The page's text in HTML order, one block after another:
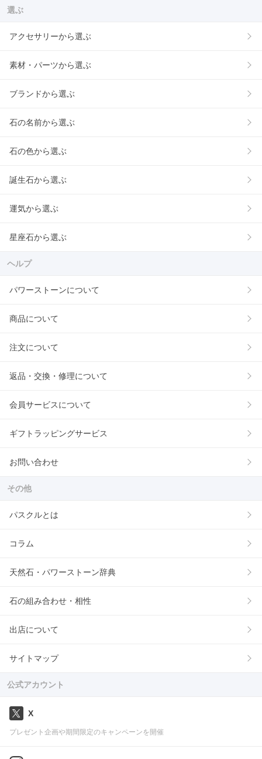
選ぶ
アクセサリーから選ぶ
素材・パーツから選ぶ
ブランドから選ぶ
石の名前から選ぶ
石の色から選ぶ
誕生石から選ぶ
運気から選ぶ
星座石から選ぶ
ヘルプ
パワーストーンについて
商品について
注文について
返品・交換・修理について
会員サービスについて
ギフトラッピングサービス
お問い合わせ
その他
パスクルとは
コラム
天然石・パワーストーン辞典
石の組み合わせ・相性
出店について
サイトマップ
公式アカウント
X
プレゼント企画や期間限定のキャンペーンを開催